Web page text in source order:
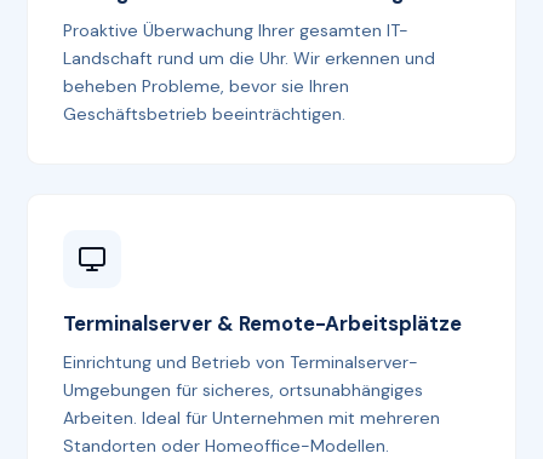
Proaktive Überwachung Ihrer gesamten IT-
Landschaft rund um die Uhr. Wir erkennen und
beheben Probleme, bevor sie Ihren
Geschäftsbetrieb beeinträchtigen.
Terminalserver & Remote-Arbeitsplätze
Einrichtung und Betrieb von Terminalserver-
Umgebungen für sicheres, ortsunabhängiges
Arbeiten. Ideal für Unternehmen mit mehreren
Standorten oder Homeoffice-Modellen.